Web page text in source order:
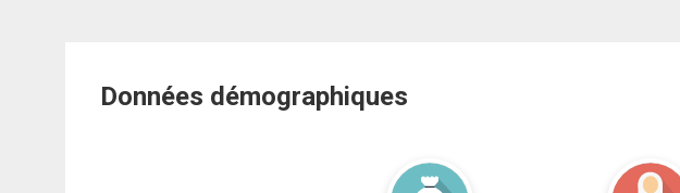
Données démographiques